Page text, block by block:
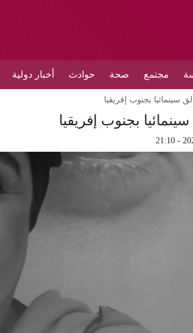
مجتمع صحة حوادث أخبار دولية
سينمائيا بجنوب إفريقيا
بجنوب إفريقيا